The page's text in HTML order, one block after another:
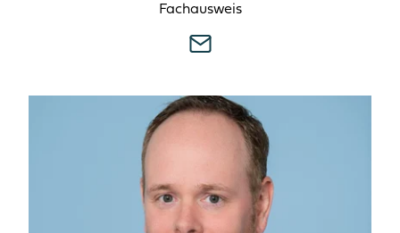
Fachausweis